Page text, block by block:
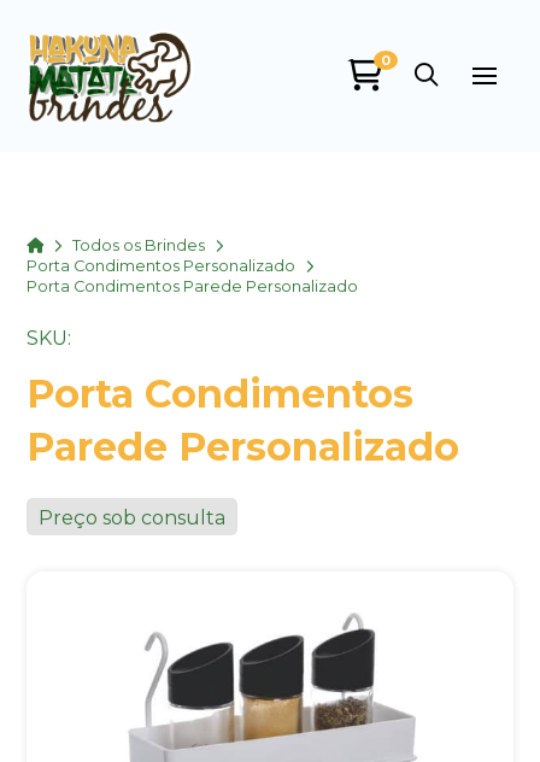
0
HomeTodos os Brindes
Porta Condimentos Personalizado
Porta Condimentos Parede Personalizado
SKU:
Porta Condimentos
Parede Personalizado
Preço sob consulta